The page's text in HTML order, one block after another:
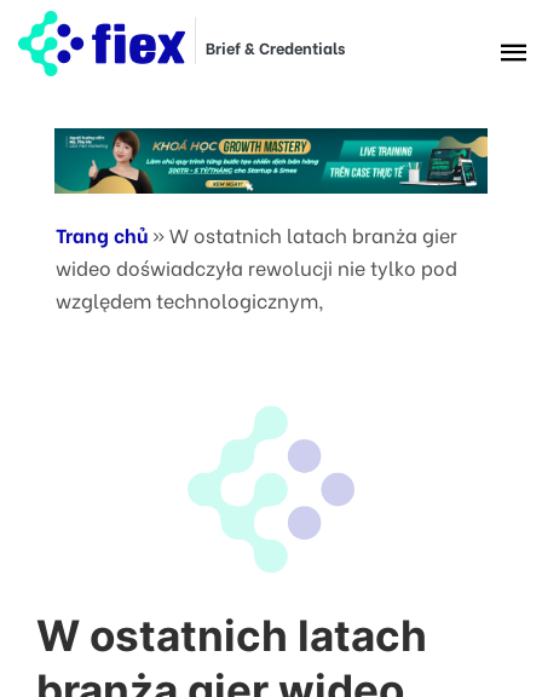
Brief & Credentials
Trang chủ »W ostatnich latach branża gier
wideo doświadczyła rewolucji nie tylko pod
względem technologicznym,
W ostatnich latach